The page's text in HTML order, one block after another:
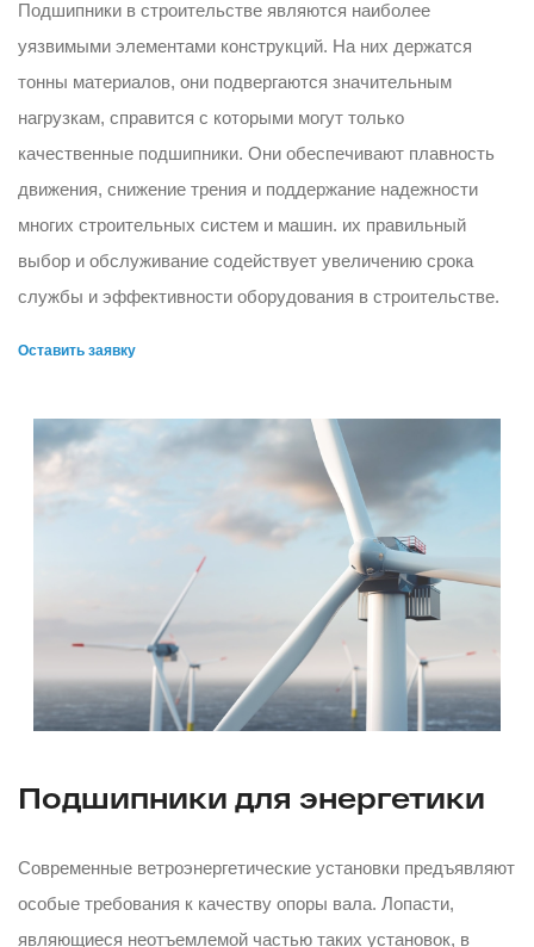
Подшипники в строительстве являются наиболее
уязвимыми элементами конструкций. На них держатся
тонны материалов, они подвергаются значительным
нагрузкам, справится с которыми могут только
качественные подшипники. Они обеспечивают плавность
движения, снижение трения и поддержание надежности
многих строительных систем и машин. их правильный
выбор и обслуживание содействует увеличению срока
службы и эффективности оборудования в строительстве.
Оставить заявку
Подшипники для энергетики
Современные ветроэнергетические установки предъявляют
особые требования к качеству опоры вала. Лопасти,
являющиеся неотъемлемой частью таких установок, в